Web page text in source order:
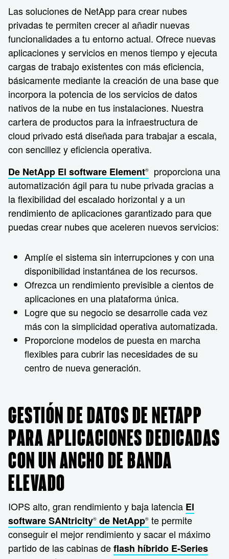
Las soluciones de NetApp para crear nubes
privadas te permiten crecer al añadir nuevas
funcionalidades a tu entorno actual. Ofrece nuevas
aplicaciones y servicios en menos tiempo y ejecuta
cargas de trabajo existentes con más eficiencia,
básicamente mediante la creación de una base que
incorpora la potencia de los servicios de datos
nativos de la nube en tus instalaciones. Nuestra
cartera de productos para la infraestructura de
cloud privado está diseñada para trabajar a escala,
con sencillez y eficiencia operativa.
De NetApp El software Element®
proporciona una
automatización ágil para tu nube privada gracias a
la flexibilidad del escalado horizontal y a un
rendimiento de aplicaciones garantizado para que
puedas crear nubes que aceleren nuevos servicios:
Amplíe el sistema sin interrupciones y con una
disponibilidad instantánea de los recursos.
Ofrezca un rendimiento previsible a cientos de
aplicaciones en una plataforma única.
Logre que su negocio se desarrolle cada vez
más con la simplicidad operativa automatizada.
Proporcione modelos de puesta en marcha
flexibles para cubrir las necesidades de su
centro de nueva generación.
GESTIÓN DE DATOS DE NETAPP
PARA APLICACIONES DEDICADAS
CON UN ANCHO DE BANDA
ELEVADO
IOPS alto, gran rendimiento y baja latencia El
software SANtricity® de NetApp® te permite
conseguir el mejor rendimiento y sacar el máximo
partido de las cabinas deflash híbrido E-Series